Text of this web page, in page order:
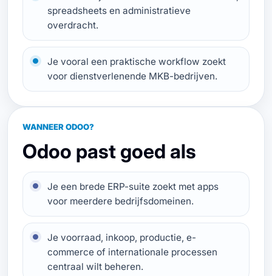
spreadsheets en administratieve
overdracht.
Je vooral een praktische workflow zoekt
voor dienstverlenende MKB-bedrijven.
WANNEER ODOO?
Odoo past goed als
Je een brede ERP-suite zoekt met apps
voor meerdere bedrijfsdomeinen.
Je voorraad, inkoop, productie, e-
commerce of internationale processen
centraal wilt beheren.